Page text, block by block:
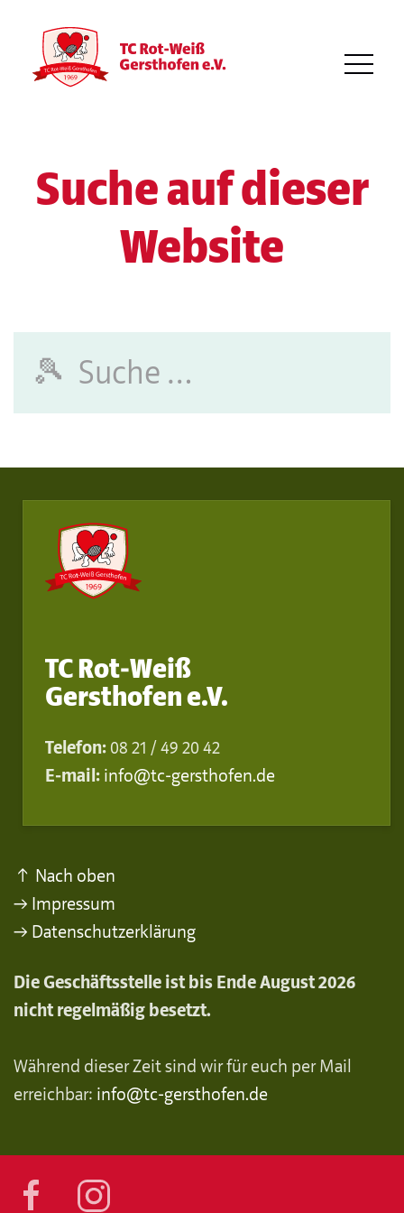
Suche auf dieser
Website
TC Rot-Weiß
Gersthofen e.V.
Telefon: 08 21 / 49 20 42
E-mail: info@tc-gersthofen.de
↑ Nach oben
→ Impressum
→ Datenschutzerklärung
Die Geschäftsstelle ist bis Ende August 2026
nicht regelmäßig besetzt.
Während dieser Zeit sind wir für euch per Mail
erreichbar: info@tc-gersthofen.de